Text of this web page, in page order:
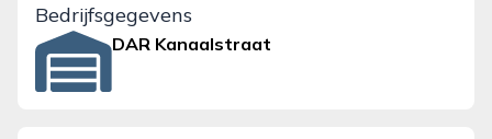
Bedrijfsgegevens
DAR Kanaalstraat